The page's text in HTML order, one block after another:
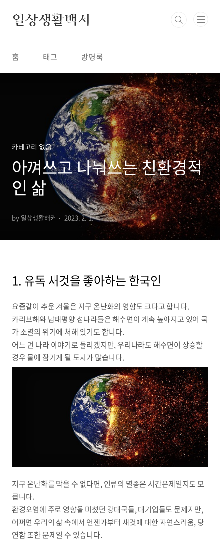
일상생활백서
홈 태그 방명록
카테고리 없음
아껴쓰고 나눠쓰는 친환경적
인 삶
by 일상생활해커 2023. 2. 1.
1. 유독 새것을 좋아하는 한국인
요즘같이 추운 겨울은 지구 온난화의 영향도 크다고 합니다.
카리브해와 남태평양 섬나라들은 해수면이 계속 높아지고 있어 국
가 소멸의 위기에 처해 있기도 합니다.
어느 먼 나라 이야기로 들리겠지만, 우리나라도 해수면이 상승할
경우 물에 잠기게 될 도시가 많습니다.
지구 온난화를 막을 수 없다면, 인류의 멸종은 시간문제일지도 모
릅니다.
환경오염에 주로 영향을 미쳤던 강대국들, 대기업들도 문제지만,
어쩌면 우리의 삶 속에서 언젠가부터 새것에 대한 자연스러움, 당
연함 또한 문제일 수 있습니다.